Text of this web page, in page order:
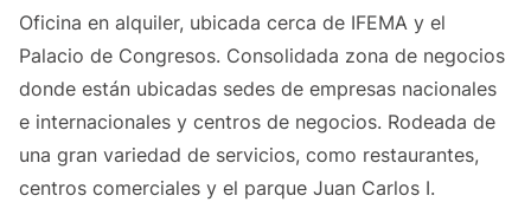
Oficina en alquiler, ubicada cerca de IFEMA y el
Palacio de Congresos. Consolidada zona de negocios
donde están ubicadas sedes de empresas nacionales
e internacionales y centros de negocios. Rodeada de
una gran variedad de servicios, como restaurantes,
centros comerciales y el parque Juan Carlos I.